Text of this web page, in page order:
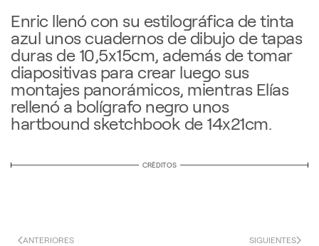
Enric llenó con su estilográfica de tinta
azul unos cuadernos de dibujo de tapas
duras de 10,5x15cm, además de tomar
diapositivas para crear luego sus
montajes panorámicos, mientras Elías
rellenó a bolígrafo negro unos
hartbound sketchbook de 14x21cm.
CRÈDITOS
ANTERIORES SIGUIENTES